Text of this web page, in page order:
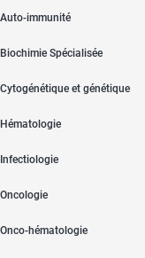
Auto-immunité
Biochimie Spécialisée
Cytogénétique et génétique
Hématologie
Infectiologie
Oncologie
Onco-hématologie